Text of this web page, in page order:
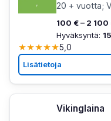
20 + vuotta;
100 € – 2 100
Hyväksyntä:
★★★★★5,0
Lisätietoja
Vikinglaina